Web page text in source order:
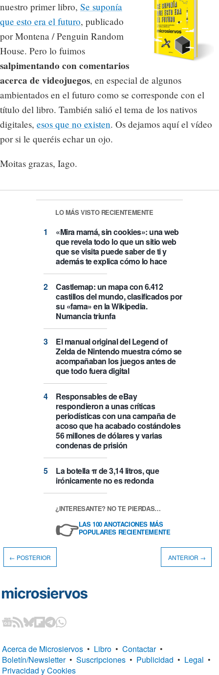
nuestro primer libro, Se suponía
que esto era el futuro, publicado
por Montena / Penguin Random
House. Pero lo fuimos
salpimentando con comentarios
acerca de videojuegos, en especial de algunos
ambientados en el futuro como se corresponde con el
título del libro. También salió el tema de los nativos
digitales, esos que no existen. Os dejamos aquí el vídeo
por si le queréis echar un ojo.
Moitas grazas, Iago.
LO MÁS VISTO RECIENTEMENTE
«Mira mamá, sin cookies»: una web
que revela todo lo que un sitio web
que se visita puede saber de ti y
además te explica cómo lo hace
Castlemap: un mapa con 6.412
castillos del mundo, clasificados por
su «fama» en la Wikipedia.
Numancia triunfa
El manual original del Legend of
Zelda de Nintendo muestra cómo se
acompañaban los juegos antes de
que todo fuera digital
Responsables de eBay
respondieron a unas críticas
periodísticas con una campaña de
acoso que ha acabado costándoles
56 millones de dólares y varias
condenas de prisión
La botella π de 3,14 litros, que
irónicamente no es redonda
¿INTERESANTE? NO TE PIERDAS…
👉LAS 100 ANOTACIONES MÁS
POPULARES RECIENTEMENTE
← POSTERIOR ANTERIOR →
Acerca de Microsiervos • Libro • Contactar •
Boletín/Newsletter • Suscripciones • Publicidad • Legal •
Privacidad y Cookies